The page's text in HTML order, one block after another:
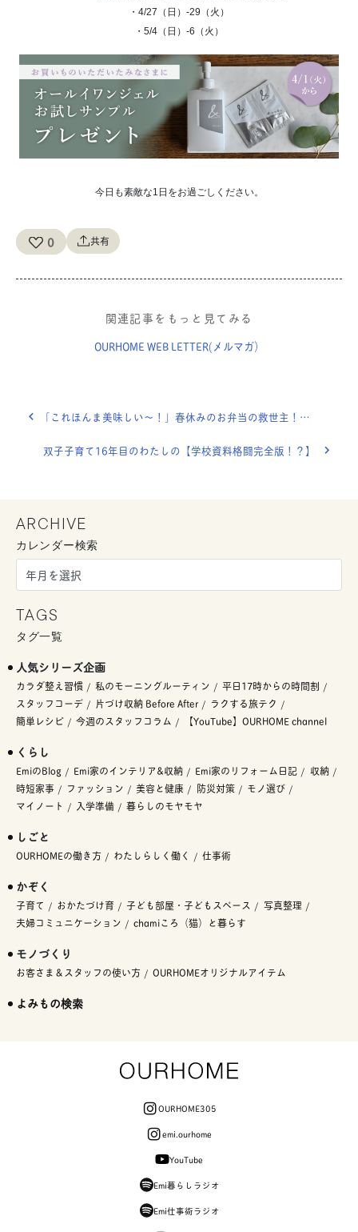
・4/27（日）-29（火）
・5/4（日）-6（火）
今日も素敵な1日をお過ごしください。
0 共有
関連記事をもっと見てみる
OURHOME WEB LETTER(メルマガ）
「これほんま美味しい〜！」春休みのお弁当の救世主！簡単おかず５つ【耳レピ®︎】
双子子育て16年目のわたしの【学校資料格闘完全版！？】
ARCHIVE
カレンダー検索
TAGS
タグ一覧
人気シリーズ企画
カラダ整え習慣 私のモーニングルーティン
平日17時からの時間割
スタッフコーデ
片づけ収納 Before After
ラクする旅テク
簡単レシピ
今週のスタッフコラム 【YouTube】OURHOME channel
くらし
EmiのBlog Emi家のインテリア&収納 Emi家のリフォーム日記
収納
時短家事
ファッション 美容と健康 防災対策
モノ選び
マイノート
入学準備 暮らしのモヤモヤ
しごと
OURHOMEの働き方 わたしらしく働く 仕事術
かぞく
子育て おかたづけ育 子ども部屋・子どもスペース
写真整理
夫婦コミュニケーション
chamiころ（猫）と暮らす
モノづくり
お客さま＆スタッフの使い方 OURHOMEオリジナルアイテム
よみもの検索
OURHOME305
emi.ourhome
YouTube
Emi暮らしラジオ
Emi仕事術ラジオ